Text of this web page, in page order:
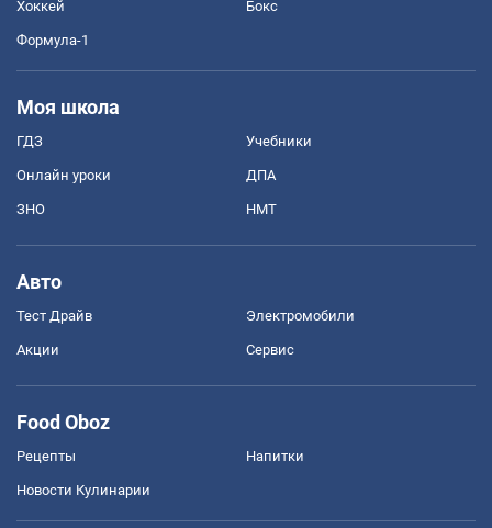
Хоккей Бокс
Формула-1
Моя школа
ГДЗ Учебники
Онлайн уроки ДПА
ЗНО НМТ
Авто
Тест Драйв Электромобили
Акции Сервис
Food Oboz
Рецепты Напитки
Новости Кулинарии